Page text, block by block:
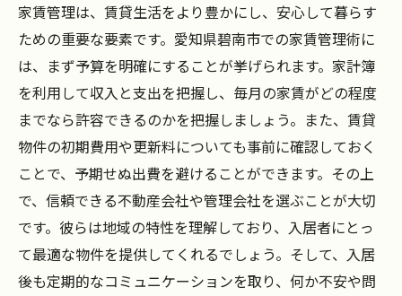
家賃管理は、賃貸生活をより豊かにし、安心して暮らす
ための重要な要素です。愛知県碧南市での家賃管理術に
は、まず予算を明確にすることが挙げられます。家計簿
を利用して収入と支出を把握し、毎月の家賃がどの程度
までなら許容できるのかを把握しましょう。また、賃貸
物件の初期費用や更新料についても事前に確認しておく
ことで、予期せぬ出費を避けることができます。その上
で、信頼できる不動産会社や管理会社を選ぶことが大切
です。彼らは地域の特性を理解しており、入居者にとっ
て最適な物件を提供してくれるでしょう。そして、入居
後も定期的なコミュニケーションを取り、何か不安や問